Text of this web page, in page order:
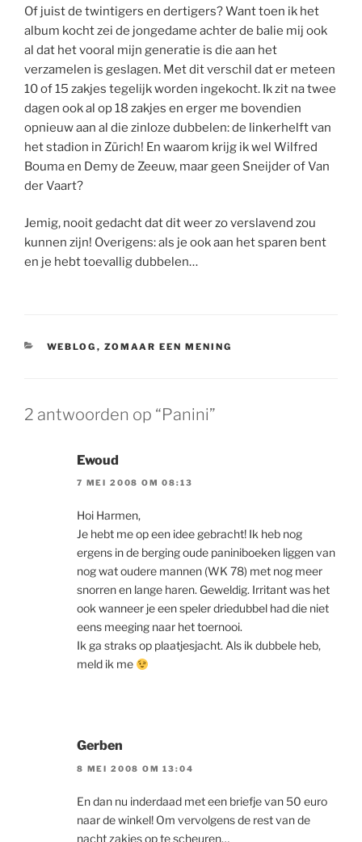
Of juist de twintigers en dertigers? Want toen ik het
album kocht zei de jongedame achter de balie mij ook
al dat het vooral mijn generatie is die aan het
verzamelen is geslagen. Met dit verschil dat er meteen
10 of 15 zakjes tegelijk worden ingekocht. Ik zit na twee
dagen ook al op 18 zakjes en erger me bovendien
opnieuw aan al die zinloze dubbelen: de linkerhelft van
het stadion in Zürich! En waarom krijg ik wel Wilfred
Bouma en Demy de Zeeuw, maar geen Sneijder of Van
der Vaart?
Jemig, nooit gedacht dat dit weer zo verslavend zou
kunnen zijn! Overigens: als je ook aan het sparen bent
en je hebt toevallig dubbelen…
CATEGORIEËN
WEBLOG , ZOMAAR EEN MENING
2 antwoorden op “Panini”
Ewoud
7 MEI 2008 OM 08:13
Hoi Harmen,
Je hebt me op een idee gebracht! Ik heb nog
ergens in de berging oude paniniboeken liggen van
nog wat oudere mannen (WK 78) met nog meer
snorren en lange haren. Geweldig. Irritant was het
ook wanneer je een speler driedubbel had die niet
eens meeging naar het toernooi.
Ik ga straks op plaatjesjacht. Als ik dubbele heb,
meld ik me
Gerben
8 MEI 2008 OM 13:04
En dan nu inderdaad met een briefje van 50 euro
naar de winkel! Om vervolgens de rest van de
nacht zakjes op te scheuren…